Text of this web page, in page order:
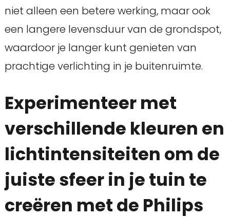
niet alleen een betere werking, maar ook
een langere levensduur van de grondspot,
waardoor je langer kunt genieten van
prachtige verlichting in je buitenruimte.
Experimenteer met
verschillende kleuren en
lichtintensiteiten om de
juiste sfeer in je tuin te
creëren met de Philips